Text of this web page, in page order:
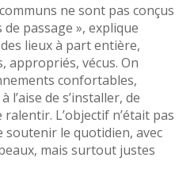
ne sont pas conçus
passage », explique
lieux à part entière,
appropriés, vécus. On
confortables,
l’aise de s’installer, de
L’objectif n’était pas
soutenir le quotidien, avec
mais surtout justes